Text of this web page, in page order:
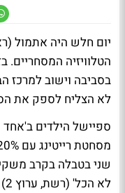
יום חלש היה אתמול
הטלוויזיה המסחריים.
בסביבה וישוב למרכז
לא הצליח לספק את
שני בטבלה בקרב משקי